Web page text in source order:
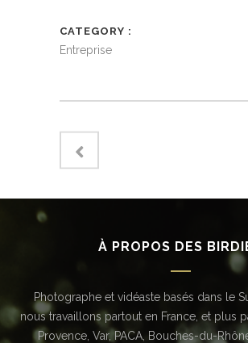
CATEGORY
Entreprise
À PROPOS DES
Photographe et vidéaste basés dans le
nous travaillons partout en France, et plus
Provence, Var, PACA, Bouches-du-